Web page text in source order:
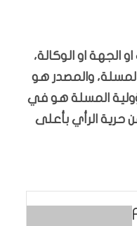
الجهة او الوكالة،
والمصدر هو
المسلة هو في
حرية الرأي بأعلى